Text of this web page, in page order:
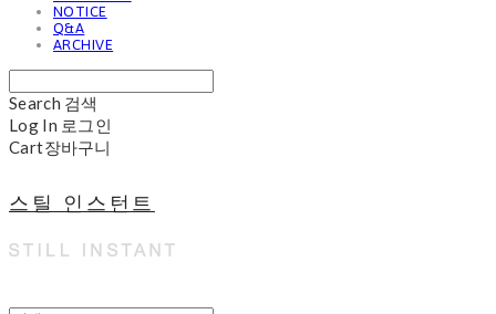
NOTICE
Q&A
ARCHIVE
Search 검색
Log In 로그인
Cart장바구니
스틸 인스턴트